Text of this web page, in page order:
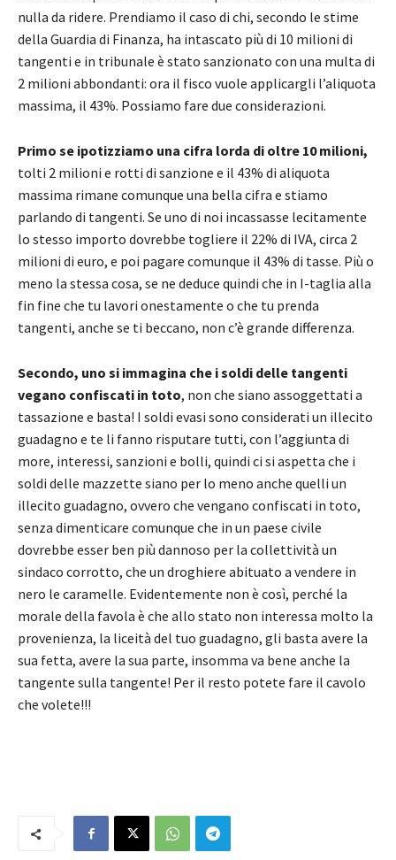
nulla da ridere. Prendiamo il caso di chi, secondo le stime
della Guardia di Finanza, ha intascato più di 10 milioni di
tangenti e in tribunale è stato sanzionato con una multa di
2 milioni abbondanti: ora il fisco vuole applicargli l’aliquota
massima, il 43%. Possiamo fare due considerazioni.
Primo se ipotizziamo una cifra lorda di oltre 10 milioni,
tolti 2 milioni e rotti di sanzione e il 43% di aliquota
massima rimane comunque una bella cifra e stiamo
parlando di tangenti. Se uno di noi incassasse lecitamente
lo stesso importo dovrebbe togliere il 22% di IVA, circa 2
milioni di euro, e poi pagare comunque il 43% di tasse. Più o
meno la stessa cosa, se ne deduce quindi che in I-taglia alla
fin fine che tu lavori onestamente o che tu prenda
tangenti, anche se ti beccano, non c’è grande differenza.
Secondo, uno si immagina che i soldi delle tangenti
vegano confiscati in toto, non che siano assoggettati a
tassazione e basta! I soldi evasi sono considerati un illecito
guadagno e te li fanno risputare tutti, con l’aggiunta di
more, interessi, sanzioni e bolli, quindi ci si aspetta che i
soldi delle mazzette siano per lo meno anche quelli un
illecito guadagno, ovvero che vengano confiscati in toto,
senza dimenticare comunque che in un paese civile
dovrebbe esser ben più dannoso per la collettività un
sindaco corrotto, che un droghiere abituato a vendere in
nero le caramelle. Evidentemente non è così, perché la
morale della favola è che allo stato non interessa molto la
provenienza, la liceità del tuo guadagno, gli basta avere la
sua fetta, avere la sua parte, insomma va bene anche la
tangente sulla tangente! Per il resto potete fare il cavolo
che volete!!!